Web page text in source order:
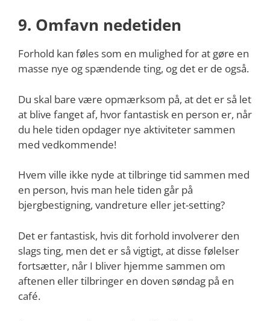
9. Omfavn nedetiden
Forhold kan føles som en mulighed for at gøre en
masse nye og spændende ting, og det er de også.
Du skal bare være opmærksom på, at det er så let
at blive fanget af, hvor fantastisk en person er, når
du hele tiden opdager nye aktiviteter sammen
med vedkommende!
Hvem ville ikke nyde at tilbringe tid sammen med
en person, hvis man hele tiden går på
bjergbestigning, vandreture eller jet-setting?
Det er fantastisk, hvis dit forhold involverer den
slags ting, men det er så vigtigt, at disse følelser
fortsætter, når I bliver hjemme sammen om
aftenen eller tilbringer en doven søndag på en
café.